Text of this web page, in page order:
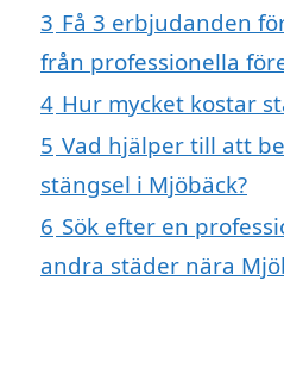
3 Få 3 erbjudanden
från professionella
4 Hur mycket kostar
5 Vad hjälper till att
stängsel i Mjöbäck?
6 Sök efter en
andra städer nära